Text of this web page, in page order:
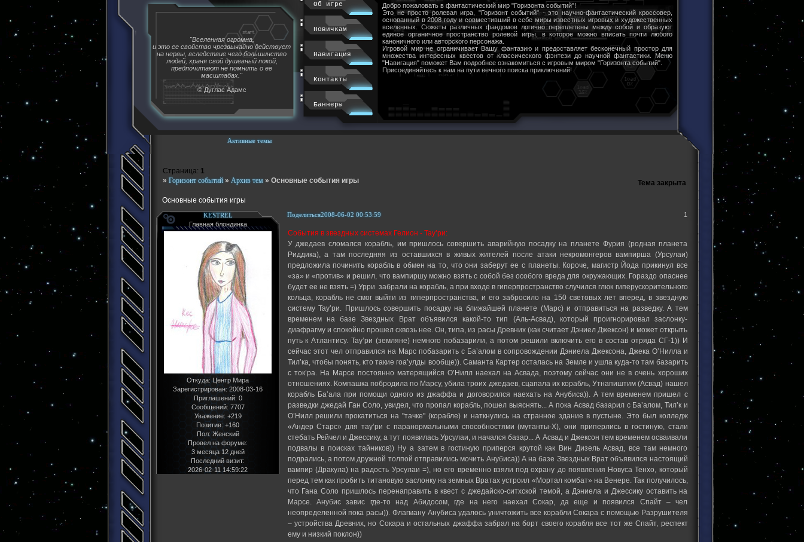
Активные темы
"Вселенная огромна,
и это ее свойство чрезвычайно действует
на нервы, вследствие чего большинство
людей, храня свой душевный покой,
предпочитают не помнить о ее
масштабах."
© Дуглас Адамс
Об игре
Новичкам
Навигация
Контакты
Баннеры
Добро пожаловать в фантастический мир "Горизонта событий"!
Это не просто ролевая игра, "Горизонт событий" - это научно-фантастический кроссовер,
основанный в 2008 году и совместивший в себе миры известных игровых и художественных
вселенных. Сюжеты различных фандомов логично переплетены между собой и образуют
единое органичное пространство ролевой игры, в которое можно вписать почти любого
каноничного или авторского персонажа.
Игровой мир не ограничивает Вашу фантазию и предоставляет бесконечный простор для
множества интересных квестов от классического фэнтези до научной фантастики. Меню
"Навигация" поможет Вам подробнее ознакомиться с игровым миром "Горизонта событий".
Присоединяйтесь к нам на пути вечного поиска приключений!
» Горизонт событий » Архив тем » Основные события игры
Основные события игры
Страница: 1
Тема закрыта
Поделиться 1
2008-06-02 00:53:59
KESTREL
Главная блондинка
Откуда:Центр Мира
Зарегистрирован: 2008-03-16
Приглашений: 0
Сообщений: 7707
Уважение: +219
Позитив: +160
Пол:Женский
Провел на форуме:
3 месяца 12 дней
Последний визит:
2026-02-11 14:59:22
События в звездных системах Гелион - Тау’ри:
У джедаев сломался корабль, им пришлось совершить аварийную посадку на планете Фурия (родная планета
Риддика), а там последняя из оставшихся в живых жителей после атаки некромонгеров вампирша (Урсулаи)
предложила починить корабль в обмен на то, что они заберут ее с планеты. Короче, магистр Йода прикинул все
«за» и «против» и решил, что вампиршу можно взять с собой без особого вреда для окружающих. Гораздо опаснее
будет ее не взять =) Урри забрали на корабль, а при входе в гиперпространство случился глюк гиперускорительного
кольца, корабль не смог выйти из гиперпространства, и его забросило на 150 световых лет вперед, в звездную
систему Тау’ри. Пришлось совершить посадку на ближайшей планете (Марс) и отправиться на разведку. А тем
временем на базе Звездных Врат объявился какой-то тип (Аль-Асвад), который проигнорировал заслонку-
диафрагму и спокойно прошел сквозь нее. Он, типа, из расы Древних (как считает Дэниел Джексон) и может открыть
путь к Атлантису. Тау’ри (земляне) немного побазарили, а потом решили включить его в состав отряда СГ-1)) И
сейчас этот чел отправился на Марс побазарить с Ба’алом в сопровождении Дэниела Джексона, Джека О’Нилла и
Тил’ка, чтобы понять, кто такие гоа’улды вообще)). Саманта Картер осталась на Земле и ушла куда-то там базарить
с ток’ра. На Марсе постоянно матерящийся О’Нилл наехал на Асвада, поэтому сейчас они не в очень хороших
отношениях. Компашка побродила по Марсу, убила троих джедаев, сцапала их корабль, Утнапиштим (Асвад) нашел
корабль Ба’ала при помощи одного из джаффа и договорился наехать на Анубиса)). А тем временем пришел с
разведки джедай Ган Соло, увидел, что пропал корабль, пошел выяснять... А пока Асвад базарил с Ба’алом, Тил’к и
О’Нилл решили прокатиться на "тачке" (корабле) и наткнулись на странное здание в пустыне. Это был колледж
«Андер Старс» для тау’ри с паранормальными способностями (мутанты-Х), они приперлись в гостиную, стали
стебать Рейчел и Джессику, а тут появилась Урсулаи, и начался базар... А Асвад и Джексон тем временем осваивали
подвалы в поисках тайников)) Ну а затем в гостиную приперся крутой как Вин Дизель Асвад, все там немного
подрались, а потом дружной толпой отправились мочить Анубиса)) А на базе Звездных Врат объявился настоящий
вампир (Дракула) на радость Урсулаи =), но его временно взяли под охрану до появления Новуса Тенхо, который
перед тем как пробить титановую заслонку на земных Вратах устроил «Мортал комбат» на Венере. Так получилось,
что Гана Соло пришлось перенаправить в квест с джедайско-ситхской темой, а Дэниела и Джессику оставить на
Марсе. Анубис завис где-то над Абидосом, где на него наехал Сокар, да еще и появился Спайт – чел
неопределенной пока расы)). Флагману Анубиса удалось уничтожить все корабли Сокара с помощью Разрушителя
– устройства Древних, но Сокара и остальных джаффа забрал на борт своего корабля все тот же Спайт, респект
ему и низкий поклон))